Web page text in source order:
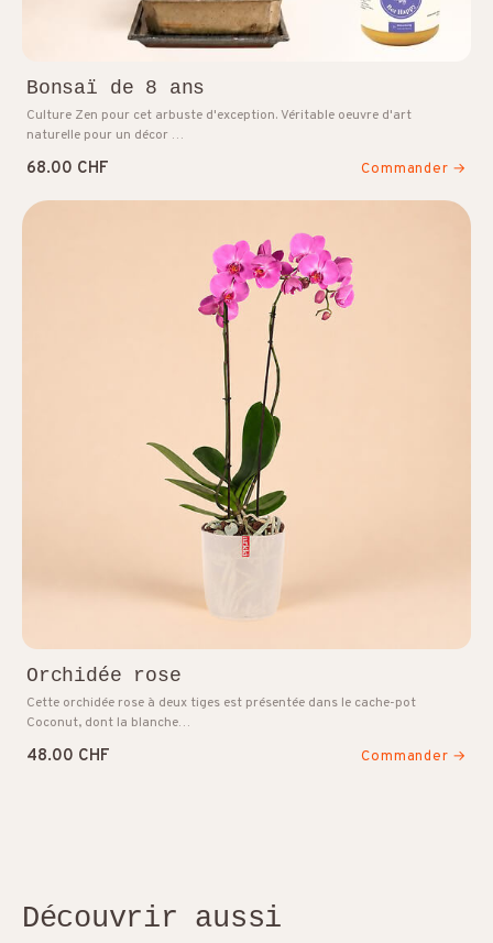
Bonsaï de 8 ans
Culture Zen pour cet arbuste d'exception. Véritable oeuvre d'art
naturelle pour un décor …
68.00 CHF Commander →
Orchidée rose
Cette orchidée rose à deux tiges est présentée dans le cache-pot
Coconut, dont la blanche…
48.00 CHF Commander →
Découvrir aussi